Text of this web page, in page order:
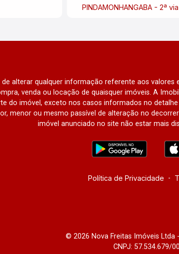
PINDAMONHANGABA - 2ª
alterar qualquer informação referente aos
venda ou locação de quaisquer imóveis. A
do imóvel, exceto nos casos informados no
menor ou mesmo passível de alteração no
imóvel anunciado no site não estar mais
Política de Privacidade -
© 2026 Nova Freitas Imóveis Ltda -
CNPJ: 57.534.679/